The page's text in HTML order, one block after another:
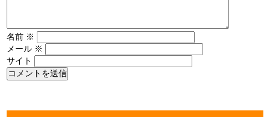
名前 ※
メール ※
サイト